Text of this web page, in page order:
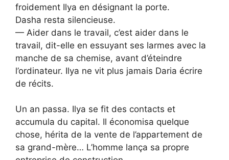
froidement Ilya en désignant la porte.
Dasha resta silencieuse.
— Aider dans le travail, c’est aider dans le
travail, dit-elle en essuyant ses larmes avec la
manche de sa chemise, avant d’éteindre
l’ordinateur. Ilya ne vit plus jamais Daria écrire
de récits.
Un an passa. Ilya se fit des contacts et
accumula du capital. Il économisa quelque
chose, hérita de la vente de l’appartement de
sa grand-mère… L’homme lança sa propre